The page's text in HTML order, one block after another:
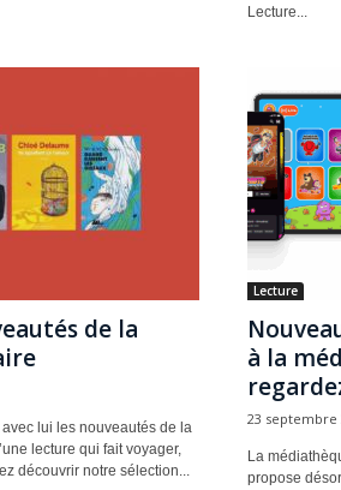
Lecture...
de la
lui les nouveautés de la
lecture qui fait voyager,
découvrir notre sélection...
Lecture
à la
23 septembre
La
propose